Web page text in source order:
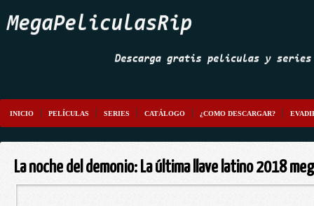
INICIO PELÍCULAS SERIES CATÁLOGO ¿COMO DESCARGAR?
La noche del demonio: La última llave latino 2018